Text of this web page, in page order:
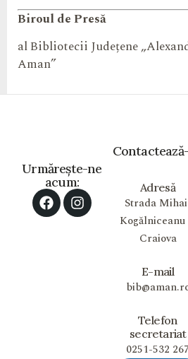
Biroul de Presă
al Bibliotecii Județene
Aman”
Adresă
Strada
Kogălniceanu
Craiova
E-mail
Telefon
secretariat
0251-532
Urmărește-ne
acum: